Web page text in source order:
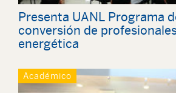
Presenta UANL Programa
conversión de
Académico